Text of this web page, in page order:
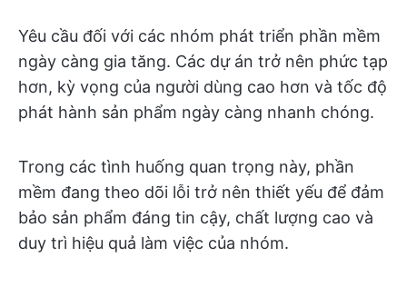
Yêu cầu đối với các nhóm phát triển phần mềm
ngày càng gia tăng. Các dự án trở nên phức tạp
hơn, kỳ vọng của người dùng cao hơn và tốc độ
phát hành sản phẩm ngày càng nhanh chóng.
Trong các tình huống quan trọng này, phần
mềm đang theo dõi lỗi trở nên thiết yếu để đảm
bảo sản phẩm đáng tin cậy, chất lượng cao và
duy trì hiệu quả làm việc của nhóm.